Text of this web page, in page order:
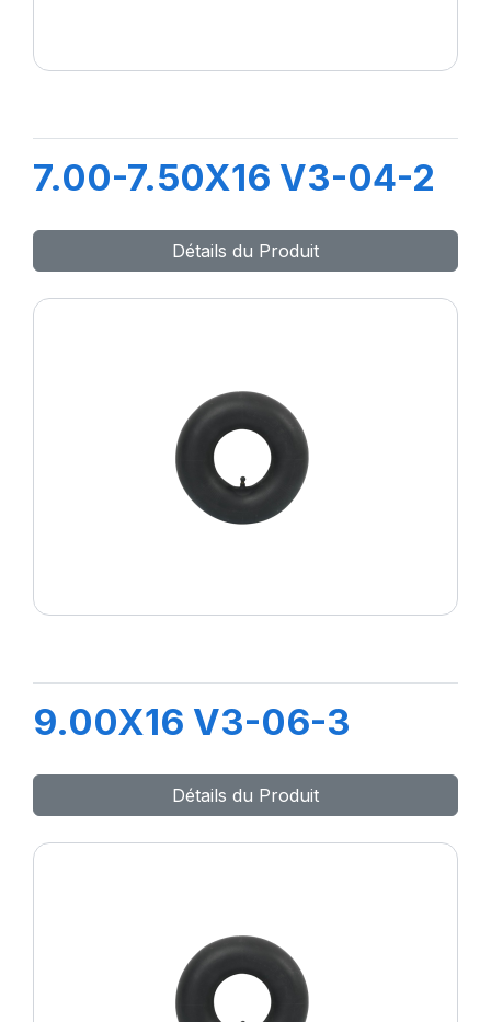
7.00-7.50X16 V3-04-2
Détails du Produit
9.00X16 V3-06-3
Détails du Produit